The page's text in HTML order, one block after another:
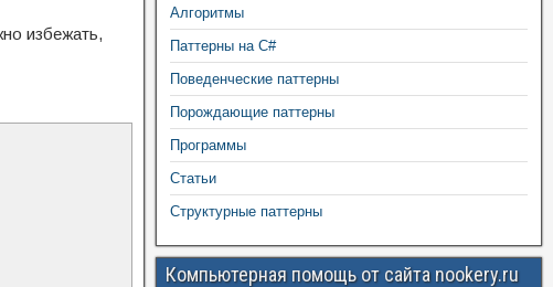
избежать,
Алгоритмы
Паттерны на C#
Поведенческие паттерны
Порождающие паттерны
Программы
Статьи
Структурные паттерны
Компьютерная помощь от сайта nookery.ru